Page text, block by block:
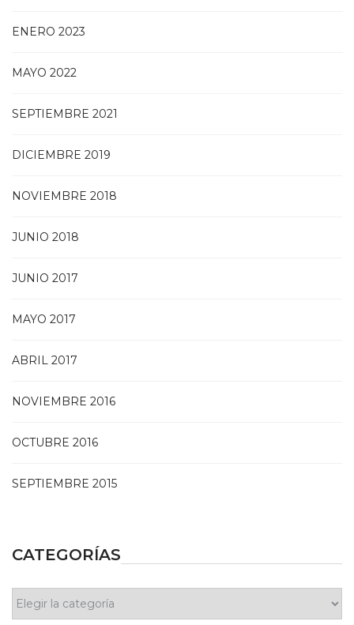
ENERO 2023
MAYO 2022
SEPTIEMBRE 2021
DICIEMBRE 2019
NOVIEMBRE 2018
JUNIO 2018
JUNIO 2017
MAYO 2017
ABRIL 2017
NOVIEMBRE 2016
OCTUBRE 2016
SEPTIEMBRE 2015
CATEGORÍAS